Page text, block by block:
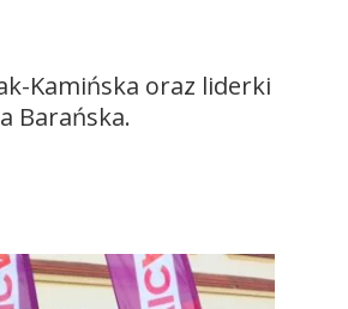
Kamińska oraz liderki
Barańska.